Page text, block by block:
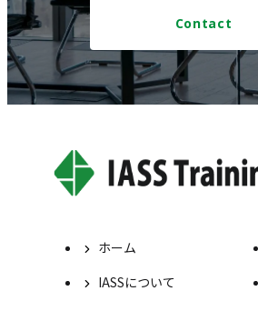
Contact
ホーム
IASSについて